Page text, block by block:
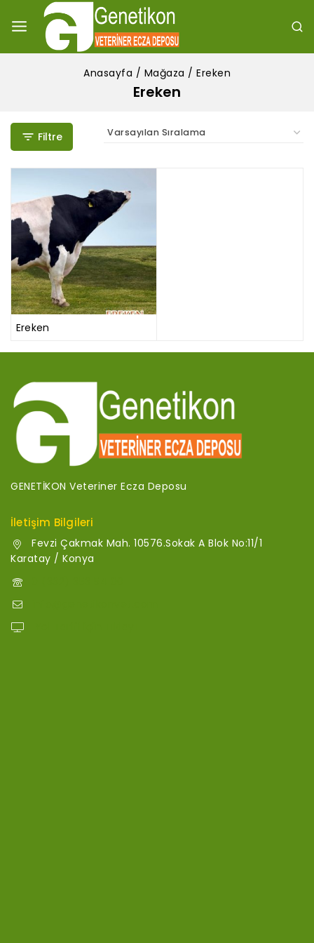
Anasayfa / Mağaza / Ereken
Ereken
Filtre
Ereken
GENETİKON Veteriner Ecza Deposu
İletişim Bilgileri
Fevzi Çakmak Mah. 10576.Sokak A Blok No:11/1
Karatay / Konya